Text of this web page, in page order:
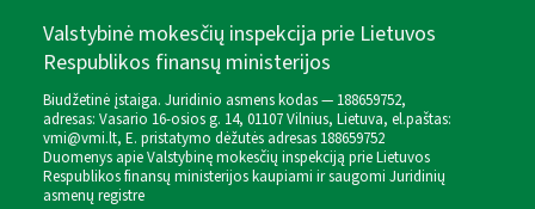
Valstybinė mokesčių inspekcija prie Lietuvos
Respublikos finansų ministerijos
Biudžetinė įstaiga. Juridinio asmens kodas — 188659752,
adresas: Vasario 16-osios g. 14, 01107 Vilnius, Lietuva, el.paštas:
vmi@vmi.lt, E. pristatymo dėžutės adresas 188659752
Duomenys apie Valstybinę mokesčių inspekciją prie Lietuvos
Respublikos finansų ministerijos kaupiami ir saugomi Juridinių
asmenų registre